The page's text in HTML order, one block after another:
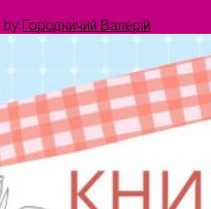
by Городничий Валерій